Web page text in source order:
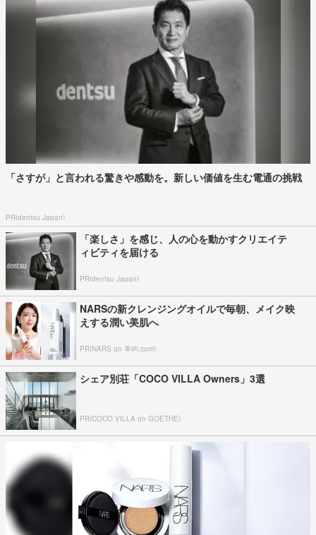
「さすが」と言われる驚きや感動を。新しい価値を生む電通の挑戦
PR(dentsu Japan)
「楽しさ」を感じ、人の心を動かすクリエイテ
ィビティを届ける
PR(dentsu Japan)
NARSの新クレンジングオイルで毎朝、メイク映
えする潤い美肌へ
PR(NARS on 美的.com)
シェア別荘「COCO VILLA Owners」3選
PR(COCO VILLA on GOETHE)